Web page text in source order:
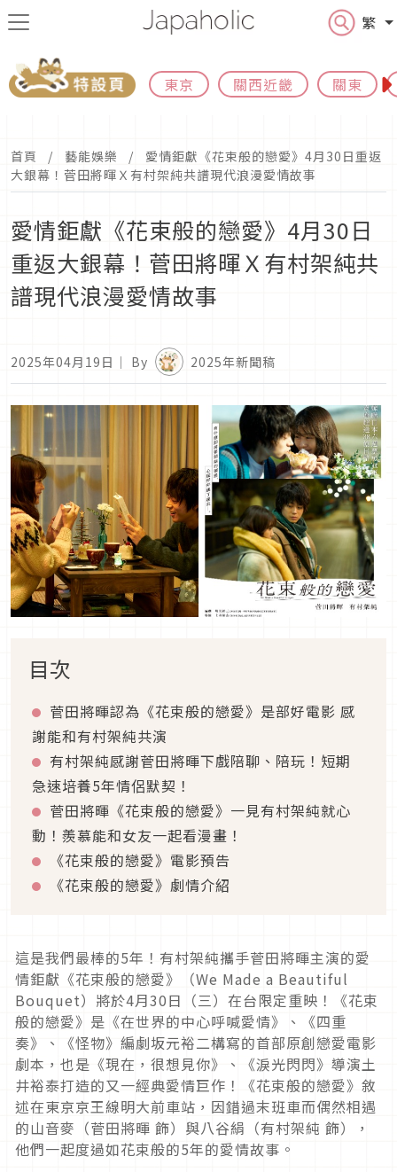
繁
東京 關西近畿 關東
首頁 藝能娛樂
愛情鉅獻《花束般的戀愛》4月30日重返
大銀幕！菅田將暉Ｘ有村架純共譜現代浪漫愛情故事
愛情鉅獻《花束般的戀愛》4月30日
重返大銀幕！菅田將暉Ｘ有村架純共
譜現代浪漫愛情故事
2025年04月19日 ｜ By 2025年新聞稿
目次
菅田將暉認為《花束般的戀愛》是部好電影 感
謝能和有村架純共演
有村架純感謝菅田將暉下戲陪聊、陪玩！短期
急速培養5年情侶默契！
菅田將暉《花束般的戀愛》一見有村架純就心
動！羨慕能和女友一起看漫畫！
《花束般的戀愛》電影預告
《花束般的戀愛》劇情介紹
這是我們最棒的5年！有村架純攜手菅田將暉主演的愛
情鉅獻《花束般的戀愛》（We Made a Beautiful
Bouquet）將於4月30日（三）在台限定重映！《花束
般的戀愛》是《在世界的中心呼喊愛情》、《四重
奏》、《怪物》編劇坂元裕二構寫的首部原創戀愛電影
劇本，也是《現在，很想見你》、《淚光閃閃》導演土
井裕泰打造的又一經典愛情巨作！《花束般的戀愛》敘
述在東京京王線明大前車站，因錯過末班車而偶然相遇
的山音麥（菅田將暉 飾）與八谷絹（有村架純 飾），
他們一起度過如花束般的5年的愛情故事。